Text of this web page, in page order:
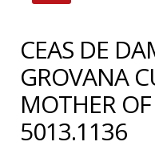
CEAS DE
GROVANA
MOTHER
5013.1136